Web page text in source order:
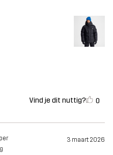
Vind je dit nuttig? 0
3 maart 2026